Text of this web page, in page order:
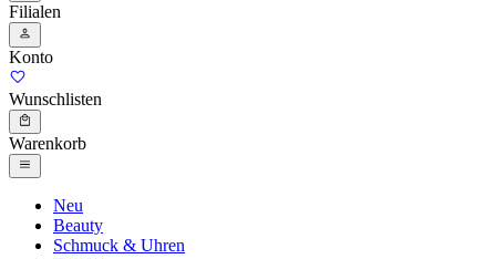
Filialen
Konto
Wunschlisten
Warenkorb
Neu
Beauty
Schmuck & Uhren